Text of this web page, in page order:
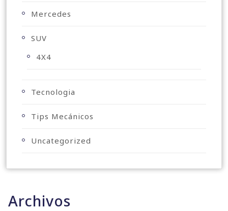
Mercedes
SUV
4X4
Tecnologia
Tips Mecánicos
Uncategorized
Archivos